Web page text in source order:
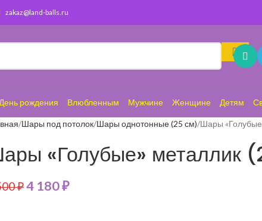
zakaz@land-balls.ru
День рождения Влюбленным Мужчине Женщине Детям
Шары под потолок Шары однотонные (25 см) Шары
«Голубые» металлик
₽4 180₽